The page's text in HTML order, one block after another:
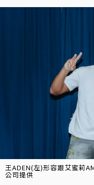
王ADEN(左)形容跟艾蜜莉
公司提供